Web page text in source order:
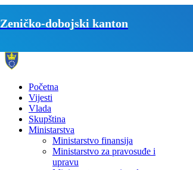
Zeničko-dobojski kanton
Početna
Vijesti
Vlada
Skupština
Ministarstva
Ministarstvo finansija
Ministarstvo za pravosuđe i
upravu